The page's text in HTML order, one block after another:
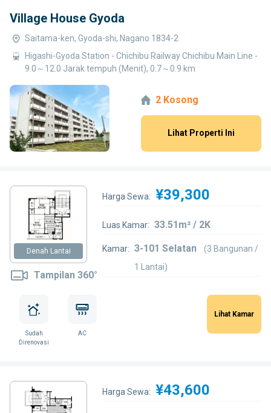
Village House Gyoda
Saitama-ken, Gyoda-shi, Nagano 1834-2
Higashi-Gyoda Station - Chichibu Railway Chichibu Main Line -
9.0～12.0 Jarak tempuh (Menit), 0.7～0.9 km
2 Kosong
Lihat Properti Ini
Denah Lantai
Tampilan 360°
Harga Sewa: ¥39,300
Luas Kamar: 33.51m² / 2K
Kamar: 3-101 Selatan
(3 Bangunan /
1 Lantai)
Sudah
Direnovasi
AC
Lihat Kamar
Harga Sewa: ¥43,600